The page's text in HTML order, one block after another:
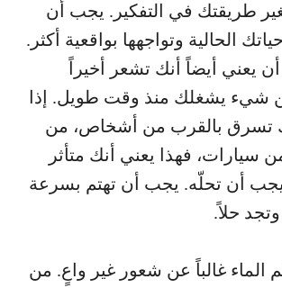
طريقتك في التفكير. يجب أن
الحالية وتواجهها بواقعية أكثر.
يعني أيضاً أنك تشعر أخيراً
شيء يشغلك منذ وقت طويل. إذا
تسرق بالقرب من أشخاص، من
سيارات، فهذا يعني أنك متأثر
أن تحلّه. يجب أن تهتم بسرعة
حلاً.
غالباً عن شعور غير واعٍ. من